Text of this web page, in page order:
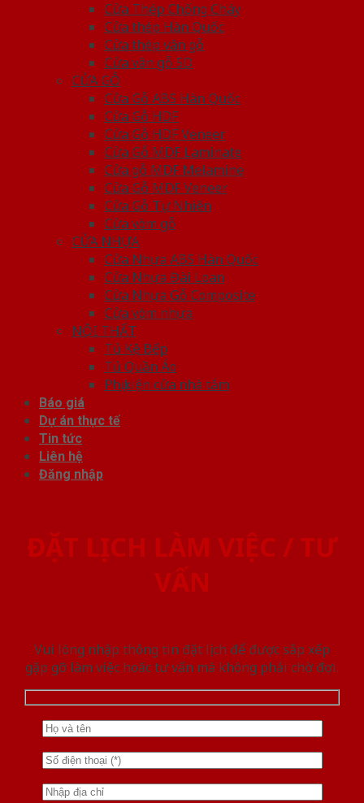
Cửa Thép Chống Cháy
Cửa thép Hàn Quốc
Cửa thép vân gỗ
Cửa vân gỗ 5D
CỬA GỖ
Cửa Gỗ ABS Hàn Quốc
Cửa Gỗ HDF
Cửa Gỗ HDF Veneer
Cửa Gỗ MDF Laminate
Cửa gỗ MDF Melamine
Cửa Gỗ MDF Veneer
Cửa Gỗ Tự Nhiên
Cửa vòm gỗ
CỬA NHỰA
Cửa Nhựa ABS Hàn Quốc
Cửa Nhựa Đài Loan
Cửa Nhựa Gỗ Composite
Cửa vòm nhựa
NỘI THẤT
Tủ Kệ Bếp
Tủ Quần Áo
Phụ kiện cửa nhà tắm
Báo giá
Dự án thực tế
Tin tức
Liên hệ
Đăng nhập
ĐẶT LỊCH LÀM VIỆC / TƯ
VẤN
Vui lòng nhập thông tin đặt lịch để được sắp xếp
gặp gỡ làm việc hoăc tư vấn mà không phải chờ đợi.